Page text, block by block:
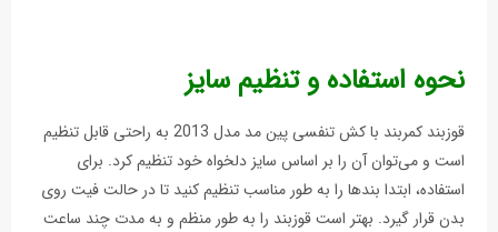
نحوه استفاده و تنظیم سایز
قوزبند کمربند با کش تنفسی پین مد مدل 2013 به راحتی قابل تنظیم
است و می‌توان آن را بر اساس سایز دلخواه خود تنظیم کرد. برای
استفاده، ابتدا بندها را به طور مناسب تنظیم کنید تا در حالت فیت روی
بدن قرار گیرد. بهتر است قوزبند را به طور منظم و به مدت چند ساعت